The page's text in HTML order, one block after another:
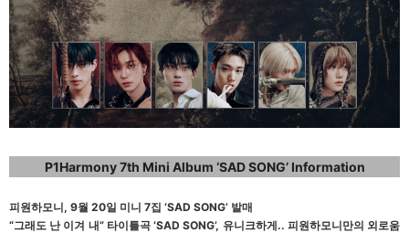
P1Harmony 7th Mini Album ‘SAD SONG’ Information
피원하모니, 9월 20일 미니 7집 ‘SAD SONG’ 발매
“그래도 난 이겨 내” 타이틀곡 ‘SAD SONG’, 유니크하게.. 피원하모니만의 외로움